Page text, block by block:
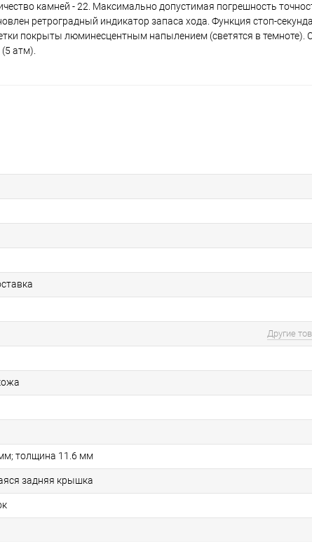
камней - 22. Максимально допустимая погрешность
ретроградный индикатор запаса хода. Функция стоп-
покрыты люминесцентным напылением (светятся в темноте).
атм).
Другие
толщина 11.6 мм
задняя крышка